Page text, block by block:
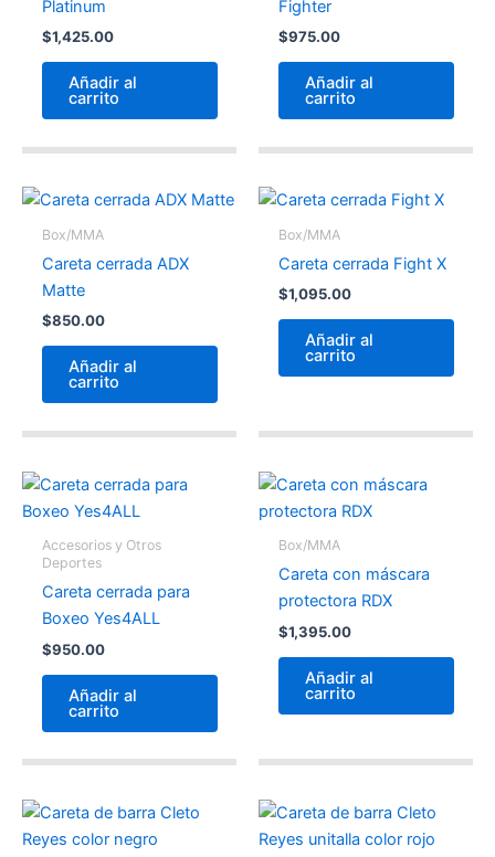
Platinum
$1,425.00
Añadir al
carrito
Fighter
$975.00
Añadir al
carrito
Box/MMA
Careta cerrada ADX
Matte
$850.00
Añadir al
carrito
Box/MMA
Careta cerrada Fight X
$1,095.00
Añadir al
carrito
Accesorios y Otros
Deportes
Careta cerrada para
Boxeo Yes4ALL
$950.00
Añadir al
carrito
Box/MMA
Careta con máscara
protectora RDX
$1,395.00
Añadir al
carrito